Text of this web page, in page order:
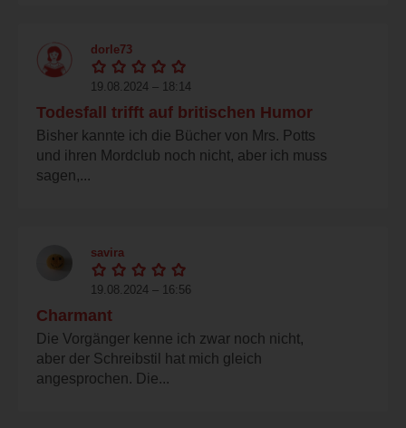
dorle73
19.08.2024 – 18:14
Todesfall trifft auf britischen Humor
Bisher kannte ich die Bücher von Mrs. Potts
und ihren Mordclub noch nicht, aber ich muss
sagen,...
savira
19.08.2024 – 16:56
Charmant
Die Vorgänger kenne ich zwar noch nicht,
aber der Schreibstil hat mich gleich
angesprochen. Die...